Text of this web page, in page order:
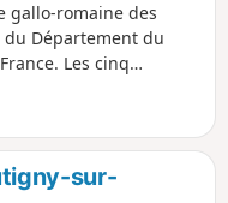
gallo-romaine des
Département du
Les cinq
sont accessibles en
fait une boucle en
le long de la rivière,
des plateaux cultivés.
sur-